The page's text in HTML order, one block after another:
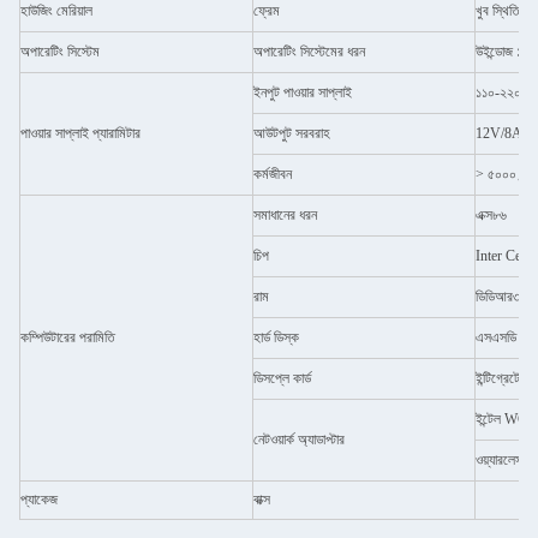
হাউজিং মেরিয়াল ফ্রেম খুব
অপারেটিং সিস্টেম অপারেটিং সিস্টেমের ধরন উইন্ডোজ ১১
পাওয়ার সাপ্লাই প্যারামিটার
ইনপুট পাওয়ার সাপ্লাই ১১০-২২০
আউটপুট সরবরাহ 12V/8A
কর্মজীবন > ৫০০০ ঘন্টা
কম্পিউটারের পরামিতি
সমাধানের ধরন এক্স৮৬
চিপ Inter
রাম ডিডিআর৩
হার্ড ডিস্ক এসএসডি
ডিসপ্লে কার্ড ইন্টিগ্রেটেড
নেটওয়ার্ক অ্যাডাপ্টার
ইন্টেল
ওয়্যারলেস
প্যাকেজ বাক্স